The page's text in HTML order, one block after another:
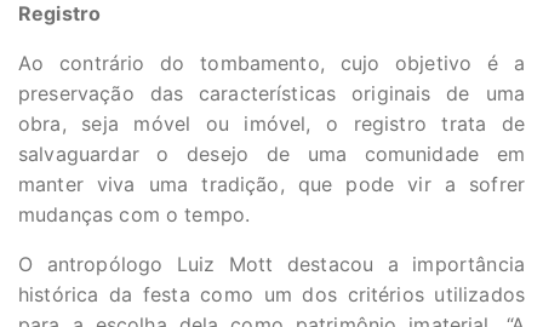
Registro
Ao contrário do tombamento, cujo objetivo é a
preservação das características originais de uma
obra, seja móvel ou imóvel, o registro trata de
salvaguardar o desejo de uma comunidade em
manter viva uma tradição, que pode vir a sofrer
mudanças com o tempo.
O antropólogo Luiz Mott destacou a importância
histórica da festa como um dos critérios utilizados